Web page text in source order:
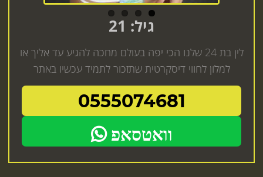
גיל: 21
לין בת 24 שלנו הכי יפה בעולם מחכה להגיע עד אליך או
למלון לחווי דיסקרטית שתזכור לתמיד עכשיו באתר
0555074681
וואטסאפ